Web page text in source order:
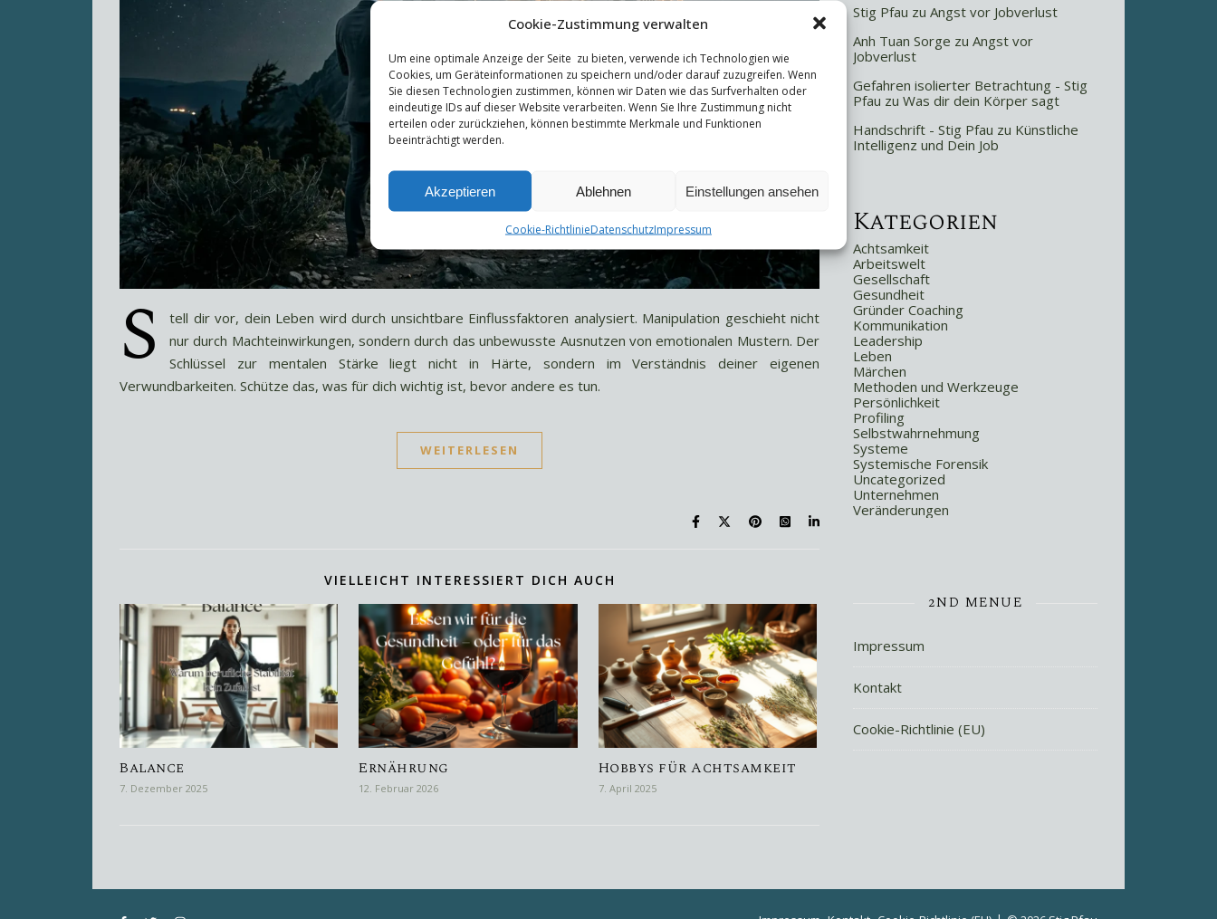
Cookie-Zustimmung verwalten
Um eine optimale Anzeige der Seite zu bieten, verwende ich Technologien wie
Cookies, um Geräteinformationen zu speichern und/oder darauf zuzugreifen. Wenn
Sie diesen Technologien zustimmen, können wir Daten wie das Surfverhalten oder
eindeutige IDs auf dieser Website verarbeiten. Wenn Sie Ihre Zustimmung nicht
erteilen oder zurückziehen, können bestimmte Merkmale und Funktionen
beeinträchtigt werden.
Akzeptieren Ablehnen Einstellungen ansehen
Cookie-RichtlinieDatenschutzImpressum
S
tell dir vor, dein Leben wird durch unsichtbare Einflussfaktoren analysiert. Manipulation geschieht nicht
nur durch Machteinwirkungen, sondern durch das unbewusste Ausnutzen von emotionalen Mustern. Der
Schlüssel zur mentalen Stärke liegt nicht in Härte, sondern im Verständnis deiner eigenen
Verwundbarkeiten. Schütze das, was für dich wichtig ist, bevor andere es tun.
WEITERLESEN
VIELLEICHT INTERESSIERT DICH AUCH
Balance
7. Dezember 2025
Ernährung
12. Februar 2026
Hobbys für Achtsamkeit
7. April 2025
Stig Pfau zu Angst vor Jobverlust
Anh Tuan Sorge zu Angst vor
Jobverlust
Gefahren isolierter Betrachtung - Stig
Pfau zu Was dir dein Körper sagt
Handschrift - Stig Pfau zu Künstliche
Intelligenz und Dein Job
Kategorien
Achtsamkeit
Arbeitswelt
Gesellschaft
Gesundheit
Gründer Coaching
Kommunikation
Leadership
Leben
Märchen
Methoden und Werkzeuge
Persönlichkeit
Profiling
Selbstwahrnehmung
Systeme
Systemische Forensik
Uncategorized
Unternehmen
Veränderungen
2ND MENUE
Impressum
Kontakt
Cookie-Richtlinie (EU)